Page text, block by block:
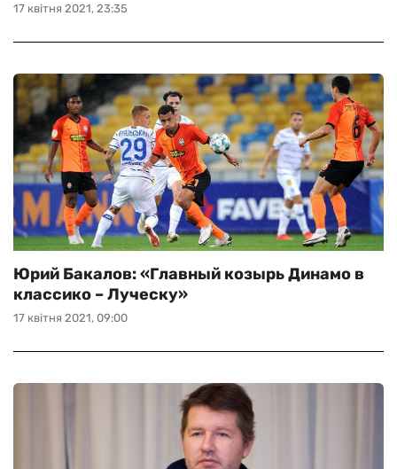
17 квітня 2021, 23:35
17 квітня 2021, 09:00
Юрий Бакалов: «Главный козырь Динамо в
классико – Луческу»